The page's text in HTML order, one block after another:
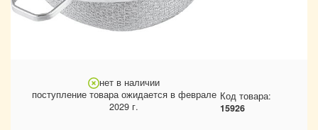
нет в наличии
поступление товара ожидается в феврале
2029 г.
Код товара:
15926